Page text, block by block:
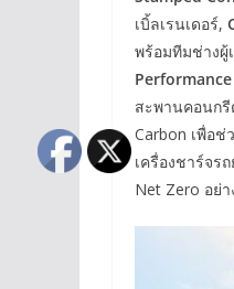
เบิ้ลเรนเดอร์,
พร้อมทีมช่างผู้
สะพานคอนกรี
Carbon เพื่อ
เครื่องชาร์จร
Net Zero อย่